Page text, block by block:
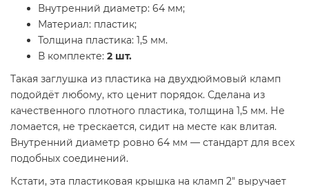
Внутренний диаметр: 64 мм;
Материал: пластик;
Толщина пластика: 1,5 мм.
В комплекте: 2 шт.
Такая заглушка из пластика на двухдюймовый кламп
подойдёт любому, кто ценит порядок. Сделана из
качественного плотного пластика, толщина 1,5 мм. Не
ломается, не трескается, сидит на месте как влитая.
Внутренний диаметр ровно 64 мм — стандарт для всех
подобных соединений.
Кстати, эта пластиковая крышка на кламп 2" выручает